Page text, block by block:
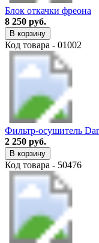
Блок откачки фреона
8 250 руб.
В корзину
Код товара - 01002
Фильтр-осушитель
2 250 руб.
В корзину
Код товара - 50476